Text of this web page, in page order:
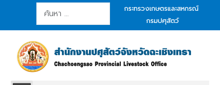
การค้นหา
กระทรวงเกษตรและสหกรณ์
กรมปศุสัตว์